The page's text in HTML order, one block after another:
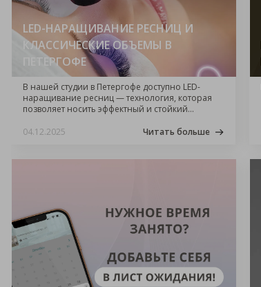
LED-НАРАЩИВАНИЕ РЕСНИЦ И
КЛАССИЧЕСКИЕ ОБЪЕМЫ В
ПЕТЕРГОФЕ
В нашей студии в Петергофе доступно LED-
наращивание ресниц — технология, которая
позволяет носить эффектный и стойкий
высыхания.
04.12.2025 Читать больше